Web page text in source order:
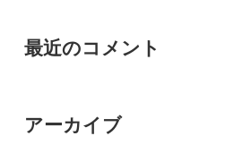
最近のコメント
アーカイブ